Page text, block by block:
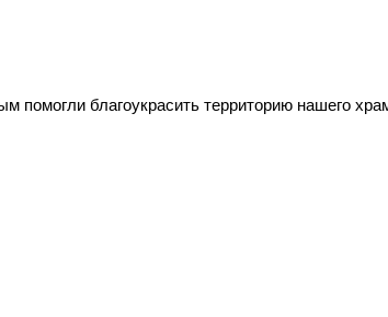
помогли благоукрасить территорию нашего